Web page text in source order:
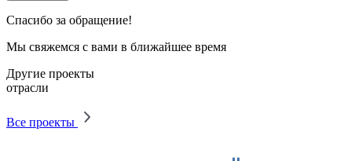
Спасибо за обращение!
Мы свяжемся с вами в ближайшее время
Другие проекты
отрасли
Все проекты